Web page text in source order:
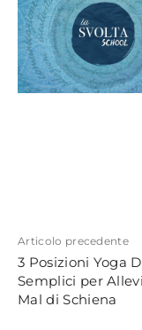
Articolo precedente
3 Posizioni Yoga
Semplici per
Mal di Schiena